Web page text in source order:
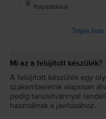
folyadékkal
Teljes
Mi az a felújított készülék?
A felújított készülék egy
szakembereink alaposan
pedig tanúsítvánnyal
használnak a javításához.